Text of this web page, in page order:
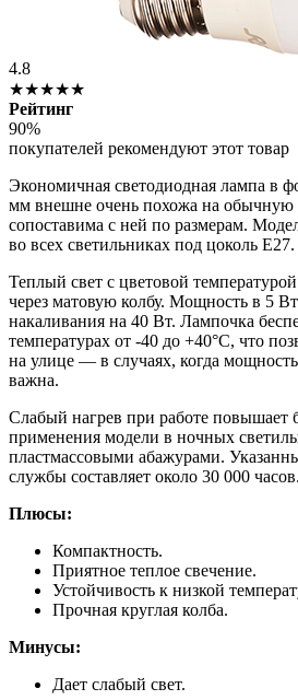
4.8
★★★★★
Рейтинг
90%
покупателей рекомендуют этот товар
Экономичная светодиодная лампа в
мм внешне очень похожа на
сопоставима с ней по размерам.
во всех светильниках под цоколь Е27.
Теплый свет с цветовой
через матовую колбу. Мощность в 5
накаливания на 40 Вт. Лампочка
температурах от -40 до +40°C, что
на улице — в случаях, когда
важна.
Слабый нагрев при работе повышает
применения модели в ночных
пластмассовыми абажурами.
службы составляет около 30 000 часов.
Плюсы:
Компактность.
Приятное теплое свечение.
Устойчивость к низкой
Прочная круглая колба.
Минусы:
Дает слабый свет.